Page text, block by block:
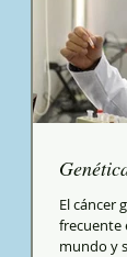
El cáncer
frecuente
mundo y